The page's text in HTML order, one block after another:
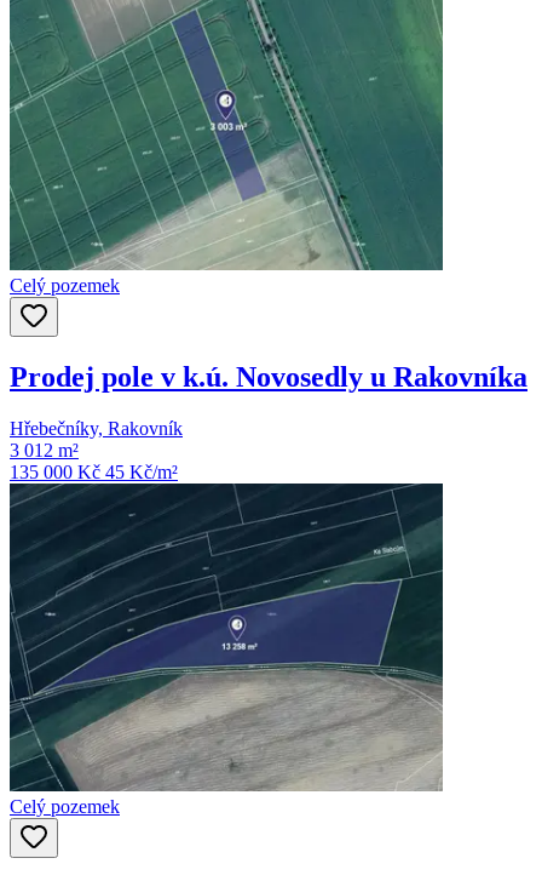
Celý pozemek
Prodej pole v k.ú. Novosedly u Rakovníka
Hřebečníky, Rakovník
3 012 m²
135 000 Kč 45 Kč/m²
Celý pozemek